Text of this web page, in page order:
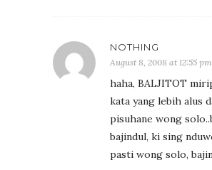
NOTHING
August 8, 2008 at 12:55 pm
haha, BALJITOT
kata yang lebih alus
pisuhane wong
bajindul, ki sing
pasti wong solo,